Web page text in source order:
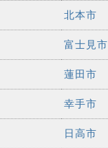
北本市
富士見市
蓮田市
幸手市
日高市